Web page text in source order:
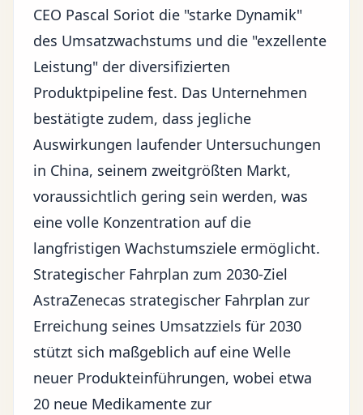
CEO Pascal Soriot die "starke Dynamik"
des Umsatzwachstums und die "exzellente
Leistung" der diversifizierten
Produktpipeline fest. Das Unternehmen
bestätigte zudem, dass jegliche
Auswirkungen laufender Untersuchungen
in China, seinem zweitgrößten Markt,
voraussichtlich gering sein werden, was
eine volle Konzentration auf die
langfristigen Wachstumsziele ermöglicht.
Strategischer Fahrplan zum 2030-Ziel
AstraZenecas strategischer Fahrplan zur
Erreichung seines Umsatzziels für 2030
stützt sich maßgeblich auf eine Welle
neuer Produkteinführungen, wobei etwa
20 neue Medikamente zur